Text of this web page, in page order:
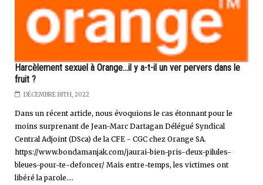
Harcèlement sexuel à Orange...il y a-t-il un ver pervers dans le
fruit ?
DÉCEMBRE 18TH, 2022
Dans un récent article, nous évoquions le cas étonnant pour le
moins surprenant de Jean-Marc Dartagan Délégué Syndical
Central Adjoint (DSca) de la CFE - CGC chez Orange SA.
https://www.bondamanjak.com/jaurai-bien-pris-deux-pilules-
bleues-pour-te-defoncer/ Mais entre-temps, les victimes ont
libéré la parole....